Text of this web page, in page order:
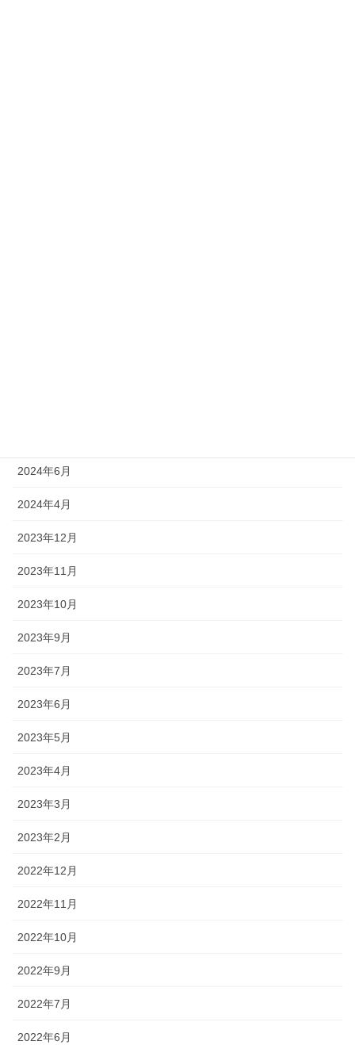
2024年6月
2024年4月
2023年12月
2023年11月
2023年10月
2023年9月
2023年7月
2023年6月
2023年5月
2023年4月
2023年3月
2023年2月
2022年12月
2022年11月
2022年10月
2022年9月
2022年7月
2022年6月